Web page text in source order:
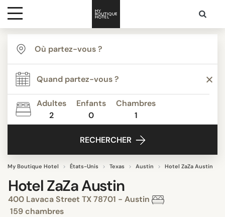
Destinations
Inspiration
Media
Adultes
2
Enfants
0
Chambres
1
RECHERCHER
My Boutique Hotel États-Unis Texas Austin Hotel ZaZa Austin
Hotel ZaZa Austin
400 Lavaca Street TX 78701 - Austin
159 chambres